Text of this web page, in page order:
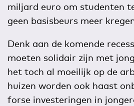
miljard euro om studenten
geen basisbeurs meer
Denk aan de komende
moeten solidair zijn met
het toch al moeilijk op de
huizen worden ook haast
forse investeringen in